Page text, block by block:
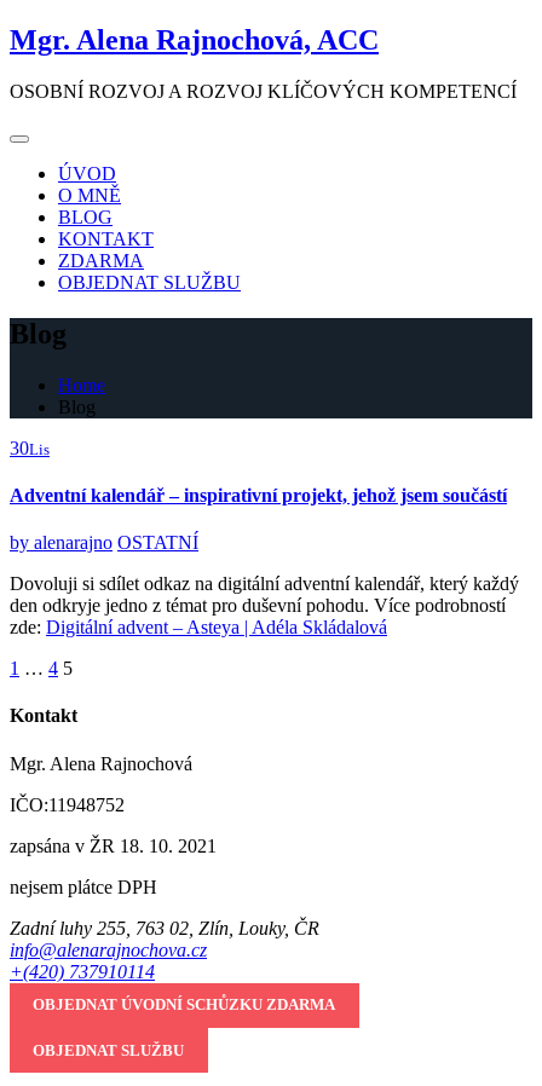
Skip
to
Mgr. Alena Rajnochová, ACC
OSOBNÍ ROZVOJ A ROZVOJ KLÍČOVÝCH KOMPETENCÍ
ÚVOD
O MNĚ
BLOG
KONTAKT
ZDARMA
OBJEDNAT SLUŽBU
Blog
Home
Blog
30Lis
Adventní kalendář – inspirativní projekt, jehož jsem součástí
by alenarajno OSTATNÍ
Dovoluji si sdílet odkaz na digitální adventní kalendář, který každý
den odkryje jedno z témat pro duševní pohodu. Více podrobností
zde: Digitální advent – Asteya | Adéla Skládalová
Stránkování
příspěvků
1 … 4 5
Kontakt
Mgr. Alena Rajnochová
IČO:11948752
zapsána v ŽR 18. 10. 2021
nejsem plátce DPH
Zadní luhy 255, 763 02, Zlín, Louky, ČR
info@alenarajnochova.cz
+(420) 737910114
OBJEDNAT ÚVODNÍ SCHŮZKU ZDARMA
OBJEDNAT SLUŽBU